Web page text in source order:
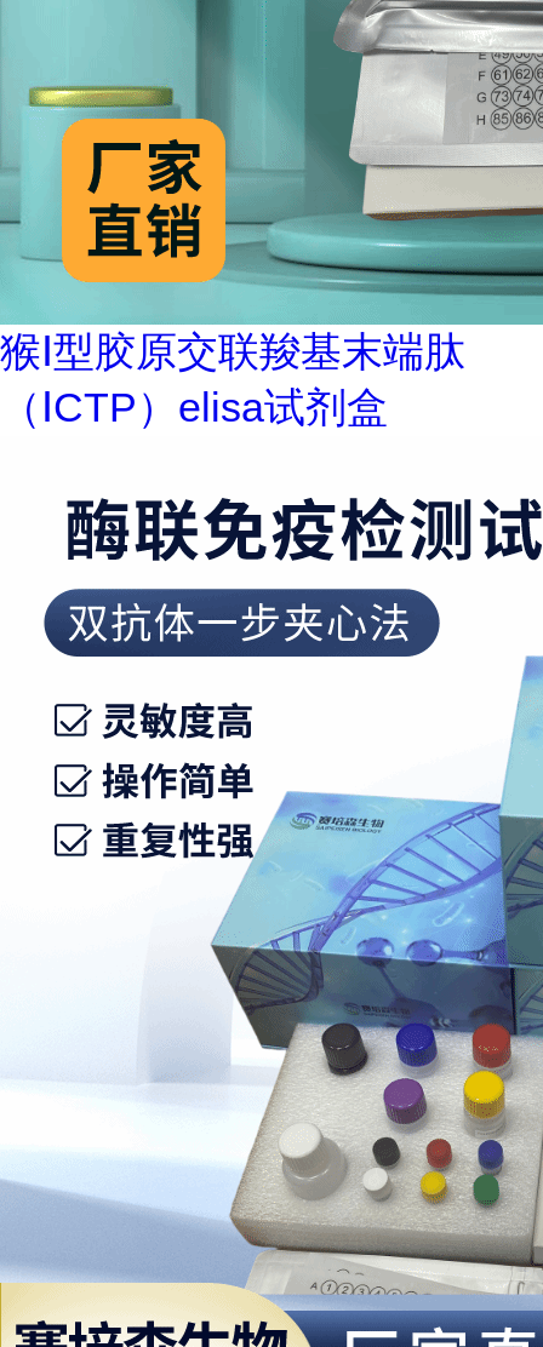
猴Ⅰ型胶原交联羧基末端肽
（ⅠCTP）elisa试剂盒